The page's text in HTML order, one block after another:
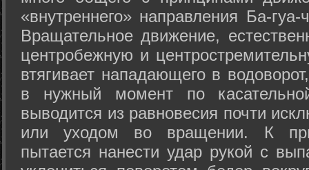
«внутреннего» направления Ба-
Вращательное движение,
центробежную и
втягивает нападающего в
в нужный момент по
выводится из равновесия почти
или уходом во вращении. К
пытается нанести удар рукой с